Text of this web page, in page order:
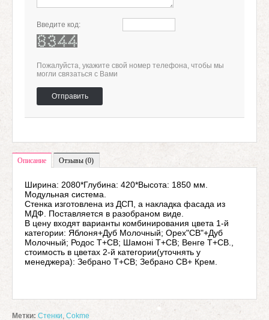
Введите код:
Пожалуйста, укажите свой номер телефона, чтобы мы
могли связаться с Вами
Отправить
Описание Отзывы (0)
Ширина: 2080*Глубина: 420*Высота: 1850 мм.
Модульная система.
Стенка изготовлена из ДСП, а накладка фасада из
МДФ. Поставляется в разобраном виде.
В цену входят варианты комбинирования цвета 1-й
категории: Яблоня+Дуб Молочный; Орех"СВ"+Дуб
Молочный; Родос Т+СВ; Шамоні Т+СВ; Венге Т+СВ.,
стоимость в цветах 2-й категории(уточнять у
менеджера): Зебрано Т+СВ; Зебрано СВ+ Крем.
Метки: Стенки, Cokme